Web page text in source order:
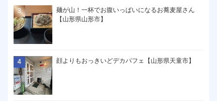
麺が山！一杯でお腹いっぱいになるお蕎麦屋さん
【山形県山形市】
顔よりもおっきいどデカパフェ【山形県天童市】